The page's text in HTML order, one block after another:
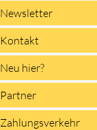
Newsletter
Kontakt
Neu hier?
Partner
Zahlungsverkehr